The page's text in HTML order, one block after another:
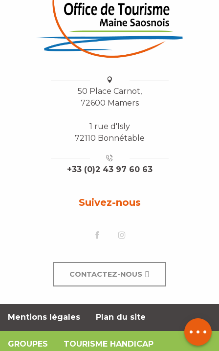
par email
50 Place Carnot,
72600 Mamers
1 rue d'Isly
72110 Bonnétable
+33 (0)2 43 97 60 63
Suivez-nous
CONTACTEZ-NOUS
Mentions légales Plan du site
GROUPES TOURISME HANDICAP